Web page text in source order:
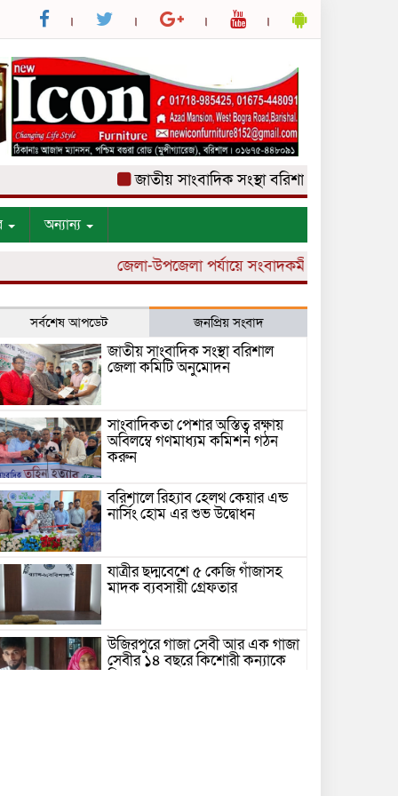
জাতীয় সাংবাদিক সংস্থা বরিশাল জেলা কমিটি
অন্যান্য
জেলা-উপজেলা পর্যায়ে সংবাদকর্মী নিয়োগ চলছে।
সর্বশেষ আপডেট জনপ্রিয় সংবাদ
জাতীয় সাংবাদিক সংস্থা বরিশাল
জেলা কমিটি অনুমোদন
সাংবাদিকতা পেশার অস্তিত্ব রক্ষায়
অবিলম্বে গণমাধ্যম কমিশন গঠন
করুন
বরিশালে রিহ্যাব হেলথ কেয়ার এন্ড
নার্সিং হোম এর শুভ উদ্বোধন
যাত্রীর ছদ্মবেশে ৫ কেজি গাঁজাসহ
মাদক ব্যবসায়ী গ্রেফতার
উজিরপুরে গাজা সেবী আর এক গাজা
সেবীর ১৪ বছরে কিশোরী কন্যাকে
বিয়ে, এলাকায় তোলপাড়